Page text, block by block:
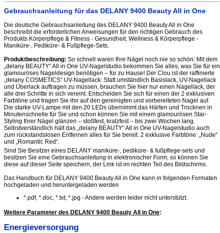
Gebrauchsanleitung für das DELANY 9400 Beauty All in One
Die deutsche Gebrauchsanleitung des DELANY 9400 Beauty All in One
beschreibt die erforderlichen Anweisungen für den richtigen Gebrauch des
Produkts Körperpflege & Fitness - Gesundheit, Wellness & Körperpflege -
Maniküre-, Pediküre- & Fußpflege-Sets.
Produktbeschreibung: So schnell waren Ihre Nägel noch nie so schön: Mit dem
„delany BEAUTY“ All in One UV-Nagelstudio bekommen Sie alles, was Sie für ein
glamouröses Nageldesign benötigen – für zu Hause! Der Clou ist der raffinierte
„delany COSMETICS“ UV-Nagellack: Statt umständlich Basislack, UV-Nagellack
und Überlack auftragen zu müssen, brauchen Sie hier nur einen Nagellack, der
alle drei Schritte in sich vereint. Entscheiden Sie sich für einen der 2 exklusiven
Farbtöne und tragen Sie ihn auf den gereinigten und vorbereiteten Nagel auf.
Die starke UV-Lampe mit den 20 LEDs übernimmt das Härten und Trocknen in
Minutenschnelle für Sie und schon können Sie mit einem glamourösen Star-
Styling Ihrer Nägel glänzen – stoßfest, kratzfest – bis zwei Wochen lang.
Selbstverständlich hält das „delany BEAUTY“ All in One UV-Nagelstudio auch
zum rückstandslosen Entfernen alles für Sie bereit. 2 exklusive Farbtöne: „Nude“
und „Romantic Red“.
Sind Sie Besitzer eines DELANY maniküre-, pediküre- & fußpflege-sets und
besitzen Sie eine Gebrauchsanleitung in elektronischer Form, so können Sie
diese auf dieser Seite speichern, der Link ist im rechten Teil des Bildschirms.
Das Handbuch für DELANY 9400 Beauty All in One kann in folgenden Formaten
hochgeladen und heruntergeladen werden
*.pdf, *.doc, *.txt, *.jpg - Andere werden leider nicht unterstützt.
Weitere Parameter des DELANY 9400 Beauty All in One:
Energieversorgung